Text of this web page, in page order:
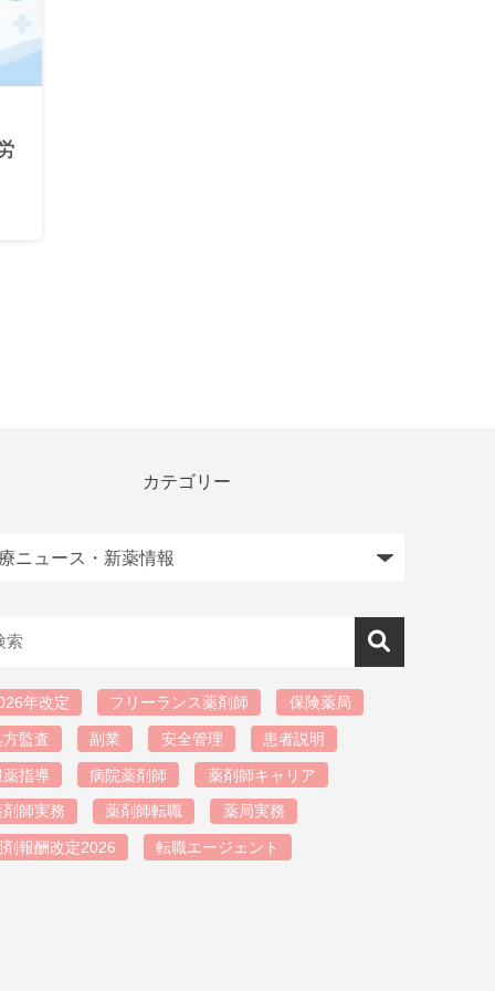
カテゴリー
年改定 フリーランス薬剤師 保険薬局
方監査 副業 安全管理 患者説明
薬指導 病院薬剤師 薬剤師キャリア
剤師実務 薬剤師転職 薬局実務
剤報酬改定2026 転職エージェント